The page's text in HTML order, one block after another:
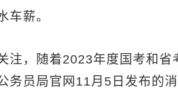
车薪。
，随着2023年度国考和省
务员局官网11月5日发布的